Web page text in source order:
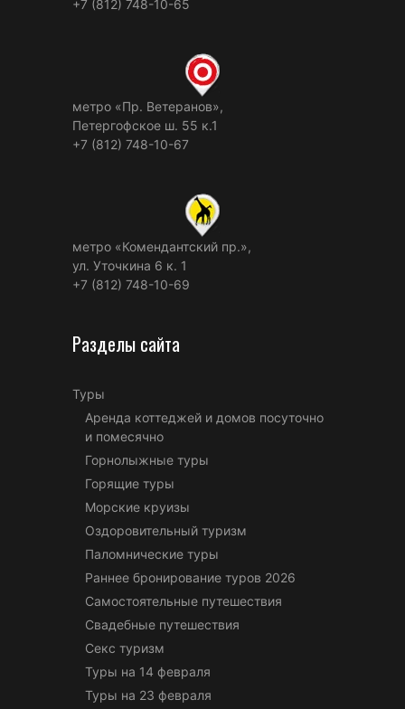
+7 (812) 748-10-65
метро «Пр. Ветеранов»,
Петергофское ш. 55 к.1
+7 (812) 748-10-67
метро «Комендантский пр.»,
ул. Уточкина 6 к. 1
+7 (812) 748-10-69
Разделы сайта
Туры
Аренда коттеджей и домов посуточно
и помесячно
Горнолыжные туры
Горящие туры
Морские круизы
Оздоровительный туризм
Паломнические туры
Раннее бронирование туров 2026
Самостоятельные путешествия
Свадебные путешествия
Секс туризм
Туры на 14 февраля
Туры на 23 февраля